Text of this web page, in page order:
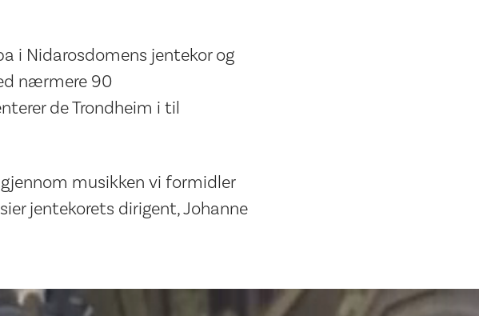
i Nidarosdomens jentekor og
nærmere 90
de Trondheim i til
musikken vi formidler
jentekorets dirigent, Johanne